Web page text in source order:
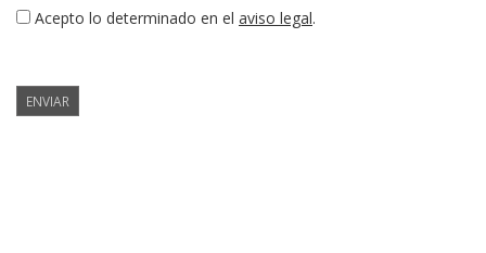
Acepto lo determinado en el aviso legal.
ENVIAR